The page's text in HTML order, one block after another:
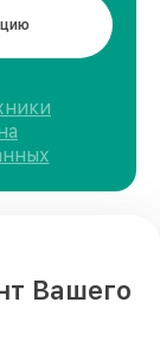
Вашего